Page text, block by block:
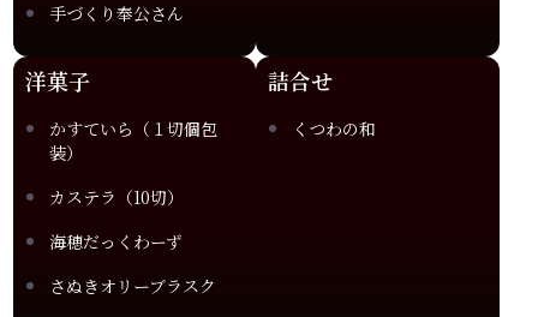
手づくり奉公さん
洋菓子
かすていら（１切個包
装）
カステラ（10切）
海穂だっくわーず
さぬきオリーブラスク
詰合せ
くつわの和